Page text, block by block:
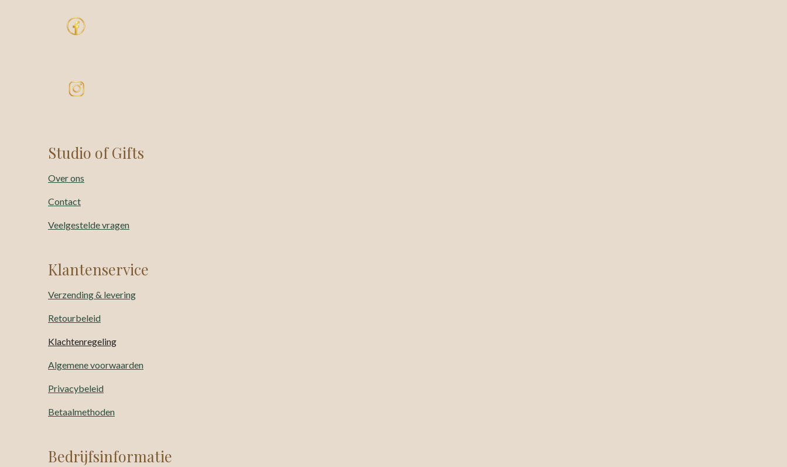
Studio of Gifts
Over ons
Contact
Veelgestelde vragen
Klantenservice
Verzending & levering
Retourbeleid
Klachtenregeling
Algemene voorwaarden
Privacybeleid
Betaalmethoden
Bedrijfsinformatie